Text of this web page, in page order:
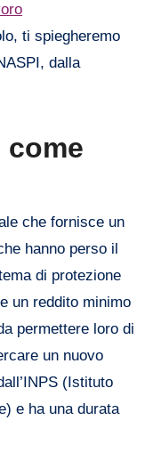
ti spiegheremo
dalla
come
che fornisce un
hanno perso il
di protezione
un reddito minimo
permettere loro di
un nuovo
(Istituto
e ha una durata